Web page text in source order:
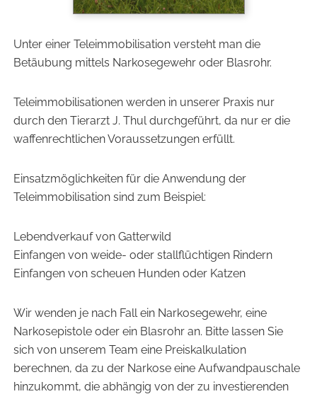
Unter einer Teleimmobilisation versteht man die
Betäubung mittels Narkosegewehr oder Blasrohr.
Teleimmobilisationen werden in unserer Praxis nur
durch den Tierarzt J. Thul durchgeführt, da nur er die
waffenrechtlichen Voraussetzungen erfüllt.
Einsatzmöglichkeiten für die Anwendung der
Teleimmobilisation sind zum Beispiel:
Lebendverkauf von Gatterwild
Einfangen von weide- oder stallflüchtigen Rindern
Einfangen von scheuen Hunden oder Katzen
Wir wenden je nach Fall ein Narkosegewehr, eine
Narkosepistole oder ein Blasrohr an. Bitte lassen Sie
sich von unserem Team eine Preiskalkulation
berechnen, da zu der Narkose eine Aufwandpauschale
hinzukommt, die abhängig von der zu investierenden